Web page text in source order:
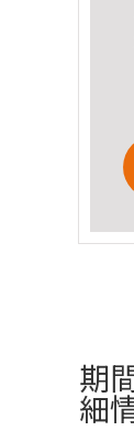
期
細